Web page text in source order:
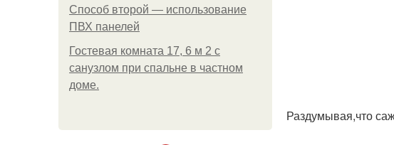
Способ второй — использование
ПВХ панелей
Гостевая комната 17, 6 м 2 с
санузлом при спальне в частном
доме.
Раздумывая,что